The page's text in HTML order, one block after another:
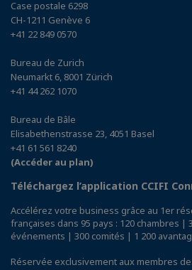
Case postale 6298
CH-1211 Genève 6
+41 22 849 0570
Bureau de Zurich
Neumarkt 6, 8001 Zürich
+41 44 262 1070
Bureau de Bâle
Elisabethenstrasse 23, 4051 Basel
+41 61 561 8240
(Accéder au plan)
Téléchargez l’application CCIFI
Accélérez votre business grâce au 1er
françaises dans 95 pays : 120 chambres |
événements | 300 comités | 1 200
Réservée exclusivement aux membres